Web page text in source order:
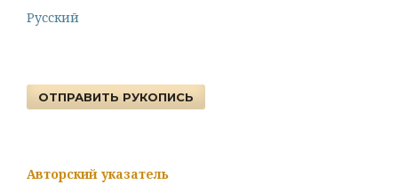
Русский
ОТПРАВИТЬ РУКОПИСЬ
Авторский указатель